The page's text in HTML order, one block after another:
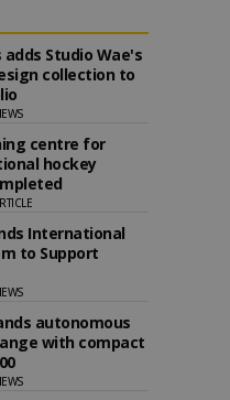
adds Studio Wae's
collection to
centre for
hockey
International
to Support
autonomous
with compact